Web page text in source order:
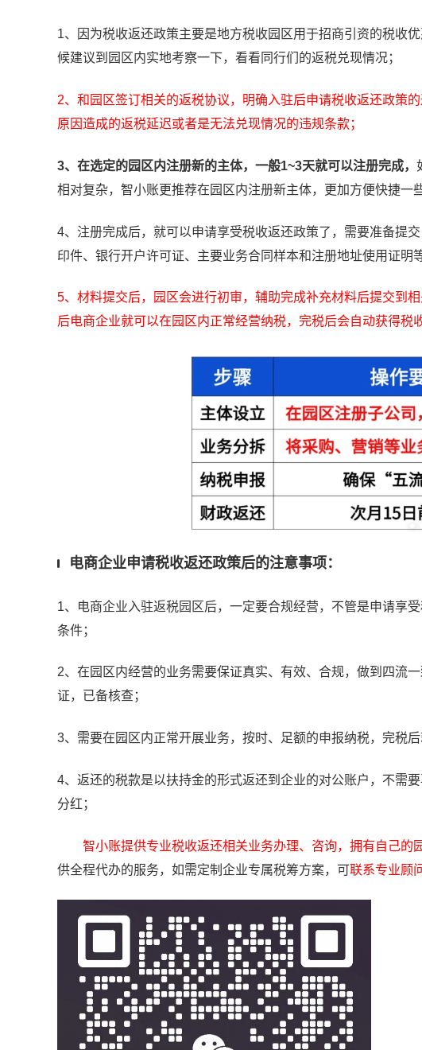
1、因为税收返还政策主要是地方税收园区用于招商引资的税收
候建议到园区内实地考察一下，看看同行们的返税兑现情况；
2、和园区签订相关的返税协议，明确入驻后申请税收返还政策
原因造成的返税延迟或者是无法兑现情况的违规条款；
3、在选定的园区内注册新的主体，一般1~3天就可以注册完成，
相对复杂，智小账更推荐在园区内注册新主体，更加方便快捷一些
4、注册完成后，就可以申请享受税收返还政策了，需要准备提
印件、银行开户许可证、 主要业务合同样本和注册地址使用证明
5、材料提交后，园区会进行初审，辅助完成补充材料后提交到
后电商企业就可以在园区内正常经营纳税，完税后会自动获得税
电商企业申请税收返还政策后的注意事项：
1、电商企业入驻返税园区后，一定要合规经营，不管是申请享
条件；
2、在园区内经营的业务需要保证真实、有效、合规，做到四流一
证，已备核查；
3、需要在园区内正常开展业务，按时、足额的申报纳税，完税
4、返还的税款是以扶持金的形式返还到企业的对公账户，不需
分红；
智小账提供专业税收返还相关业务办理、咨询，拥有自己的
供全程代办的服务，如需定制企业专属税筹方案，可联系专业顾